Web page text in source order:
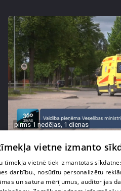
pirms 1 nedēļas, 1 dienas
Pēc asām debatēm
reformu
407. epizode
vietne izmanto
tīmekļa vietnē tiek izmantotas
darbību., nosūtītu personalizētu
un satura mērījumus, auditorijas